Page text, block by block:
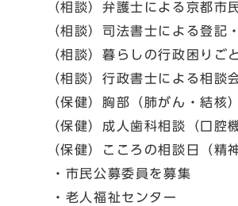
（相談）弁護士による京都市
（相談）司法書士による登記
（相談）暮らしの行政困りご
（相談）行政書士による相談
（保健）胸部（肺がん・結核
（保健）成人歯科相談（口腔
（保健）こころの相談日（精
・市民公募委員を募集
・老人福祉センター